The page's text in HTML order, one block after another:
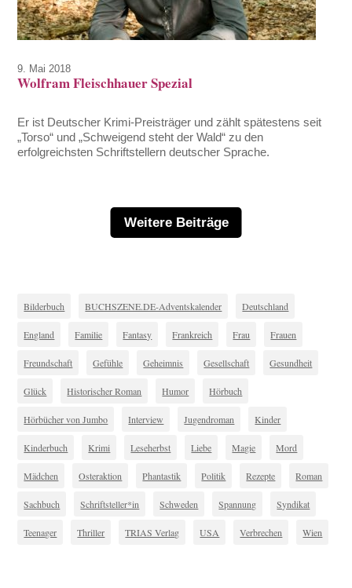
9. Mai 2018
Wolfram Fleischhauer Spezial
Er ist Deutscher Krimi-Preisträger und zählt spätestens seit
„Torso“ und „Schweigend steht der Wald“ zu den
erfolgreichsten Schriftstellern deutscher Sprache.
Weitere Beiträge
Bilderbuch BUCHSZENE.DE-Adventskalender Deutschland
England Familie Fantasy Frankreich Frau Frauen
Freundschaft Gefühle Geheimnis Gesellschaft Gesundheit
Glück Historischer Roman Humor Hörbuch
Hörbücher von Jumbo Interview Jugendroman Kinder
Kinderbuch Krimi Leseherbst Liebe Magie Mord
Mädchen Osteraktion Phantastik Politik Rezepte Roman
Sachbuch Schriftsteller*in Schweden Spannung Syndikat
Teenager Thriller TRIAS Verlag USA Verbrechen Wien